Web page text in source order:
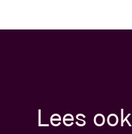
Lees ook